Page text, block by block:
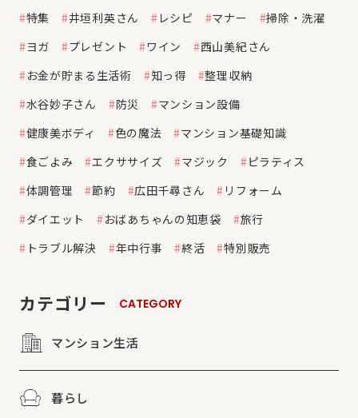
特集
井垣利英さん レシピ マナー
掃除・洗濯
ヨガ
プレゼント ワイン
西山美紀さん
お金が貯まる生活術
知っ得
整理収納
水谷妙子さん
防災
マンション設備
健康美ボディ
色の魔法
マンション基礎知識
食ごよみ
エクササイズ マジック
ピラティス
体調管理
節約 広田千尋さん
リフォーム
ダイエット
おばあちゃんの知恵袋
旅行
トラブル解決
年中行事 終活 特別販売
カテゴリー CATEGORY
マンション生活
暮らし